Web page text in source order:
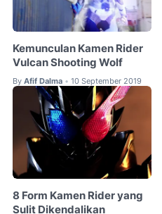
Kemunculan Kamen Rider
Vulcan Shooting Wolf
By Afif Dalma • 10 September 2019
8 Form Kamen Rider yang
Sulit Dikendalikan